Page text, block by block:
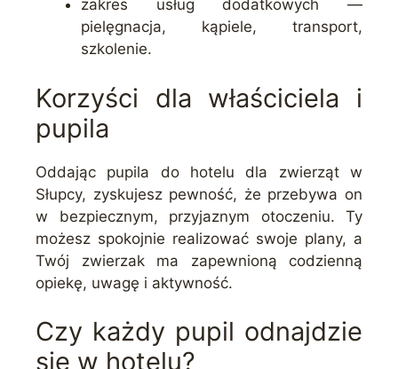
zakres usług dodatkowych —
pielęgnacja, kąpiele, transport,
szkolenie.
Korzyści dla właściciela i
pupila
Oddając pupila do hotelu dla zwierząt w
Słupcy, zyskujesz pewność, że przebywa on
w bezpiecznym, przyjaznym otoczeniu. Ty
możesz spokojnie realizować swoje plany, a
Twój zwierzak ma zapewnioną codzienną
opiekę, uwagę i aktywność.
Czy każdy pupil odnajdzie
się w hotelu?